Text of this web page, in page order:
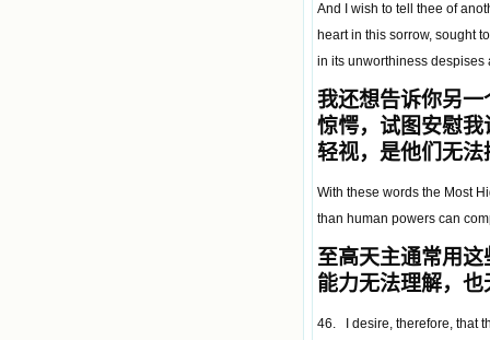
And I wish to tell thee of
heart in this sorrow, sought
in its unworthiness despises
我还想告诉你另
惊愕，试图安慰
轻视，是他们无
With these words the Most
than human powers can
至高天主通常用
能力无法理解，
46. I desire, therefore, that